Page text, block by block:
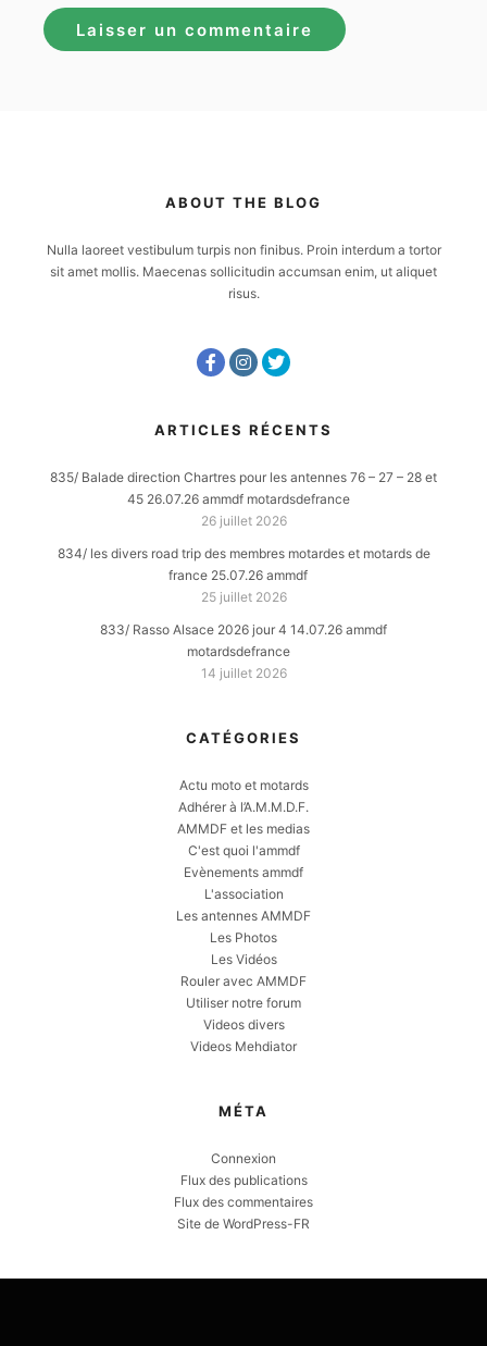
ABOUT THE BLOG
Nulla laoreet vestibulum turpis non finibus. Proin interdum a tortor
sit amet mollis. Maecenas sollicitudin accumsan enim, ut aliquet
risus.
ARTICLES RÉCENTS
835/ Balade direction Chartres pour les antennes 76 – 27 – 28 et
45 26.07.26 ammdf motardsdefrance
26 juillet 2026
834/ les divers road trip des membres motardes et motards de
france 25.07.26 ammdf
25 juillet 2026
833/ Rasso Alsace 2026 jour 4 14.07.26 ammdf
motardsdefrance
14 juillet 2026
CATÉGORIES
Actu moto et motards
Adhérer à l’A.M.M.D.F.
AMMDF et les medias
C'est quoi l'ammdf
Evènements ammdf
L'association
Les antennes AMMDF
Les Photos
Les Vidéos
Rouler avec AMMDF
Utiliser notre forum
Videos divers
Videos Mehdiator
MÉTA
Connexion
Flux des publications
Flux des commentaires
Site de WordPress-FR